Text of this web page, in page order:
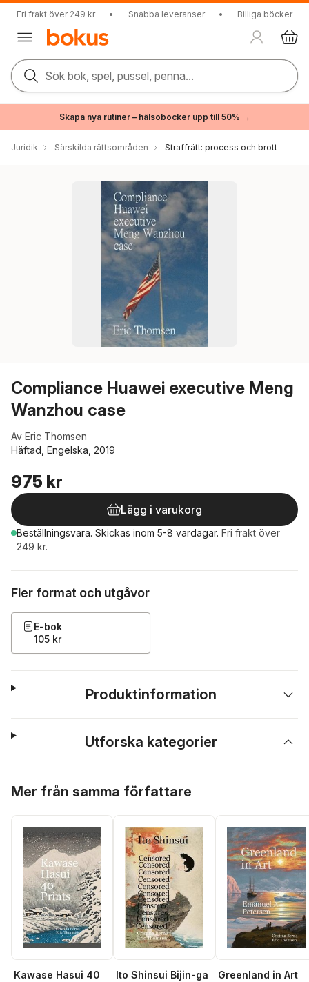
Fri frakt över 249 kr • Snabba leveranser • Billiga böcker
Sök bok, spel, pussel, penna...
Skapa nya rutiner – hälsoböcker upp till 50% →
Juridik Särskilda rättsområden Straffrätt: process och brott
Compliance Huawei executive Meng
Wanzhou case
Av Eric Thomsen
Häftad, Engelska, 2019
975 kr
Lägg i varukorg
Beställningsvara. Skickas inom 5-8 vardagar. Fri frakt över
249 kr.
Fler format och utgåvor
E-bok
105 kr
Produktinformation
Utforska kategorier
Mer från samma författare
Kawase Hasui 40
Ito Shinsui Bijin-ga
Greenland in Art